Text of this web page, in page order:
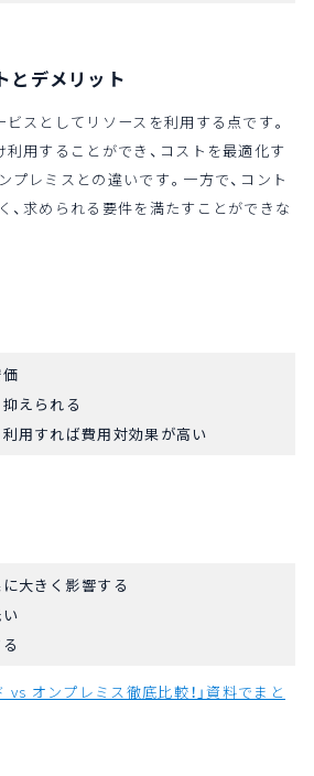
とデメリット
ビスとしてリソースを利用する点です。
利用することができ、コストを最適化す
プレミスとの違いです。一方で、コント
、求められる要件を満たすことができな
えられる
用すれば費用対効果が高い
大きく影響する
vs オンプレミス徹底比較！」資料でまと